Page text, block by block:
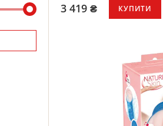
3 419 ₴ КУПИТИ
Бездротовий пульт
Водонепроникний
Сумісний зі страпоном
Схожий на натуральну
Яскраво виражена
Перезаряджається